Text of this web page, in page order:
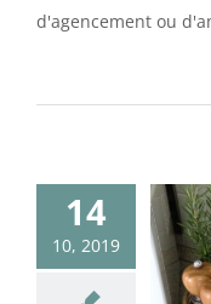
d'agencement ou
14
10, 2019
idée
(5) :
à